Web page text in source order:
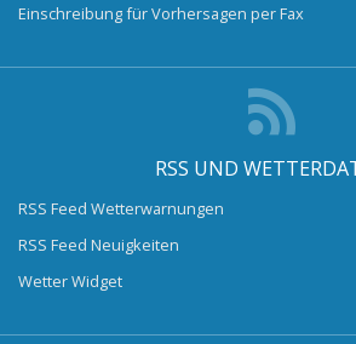
Einschreibung für Vorhersagen per Fax
RSS UND
RSS Feed Wetterwarnungen
RSS Feed Neuigkeiten
Wetter Widget